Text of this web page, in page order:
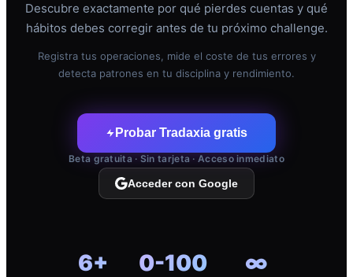
Descubre exactamente por qué pierdes cuentas y qué
hábitos debes corregir antes de tu próximo challenge.
Registra tus operaciones, mide el coste de tus errores y
detecta patrones en tu disciplina y rendimiento.
Probar Tradaxia gratis
Beta gratuita · Sin tarjeta · Acceso inmediato
Acceder con Google
6+ 0-100 ∞